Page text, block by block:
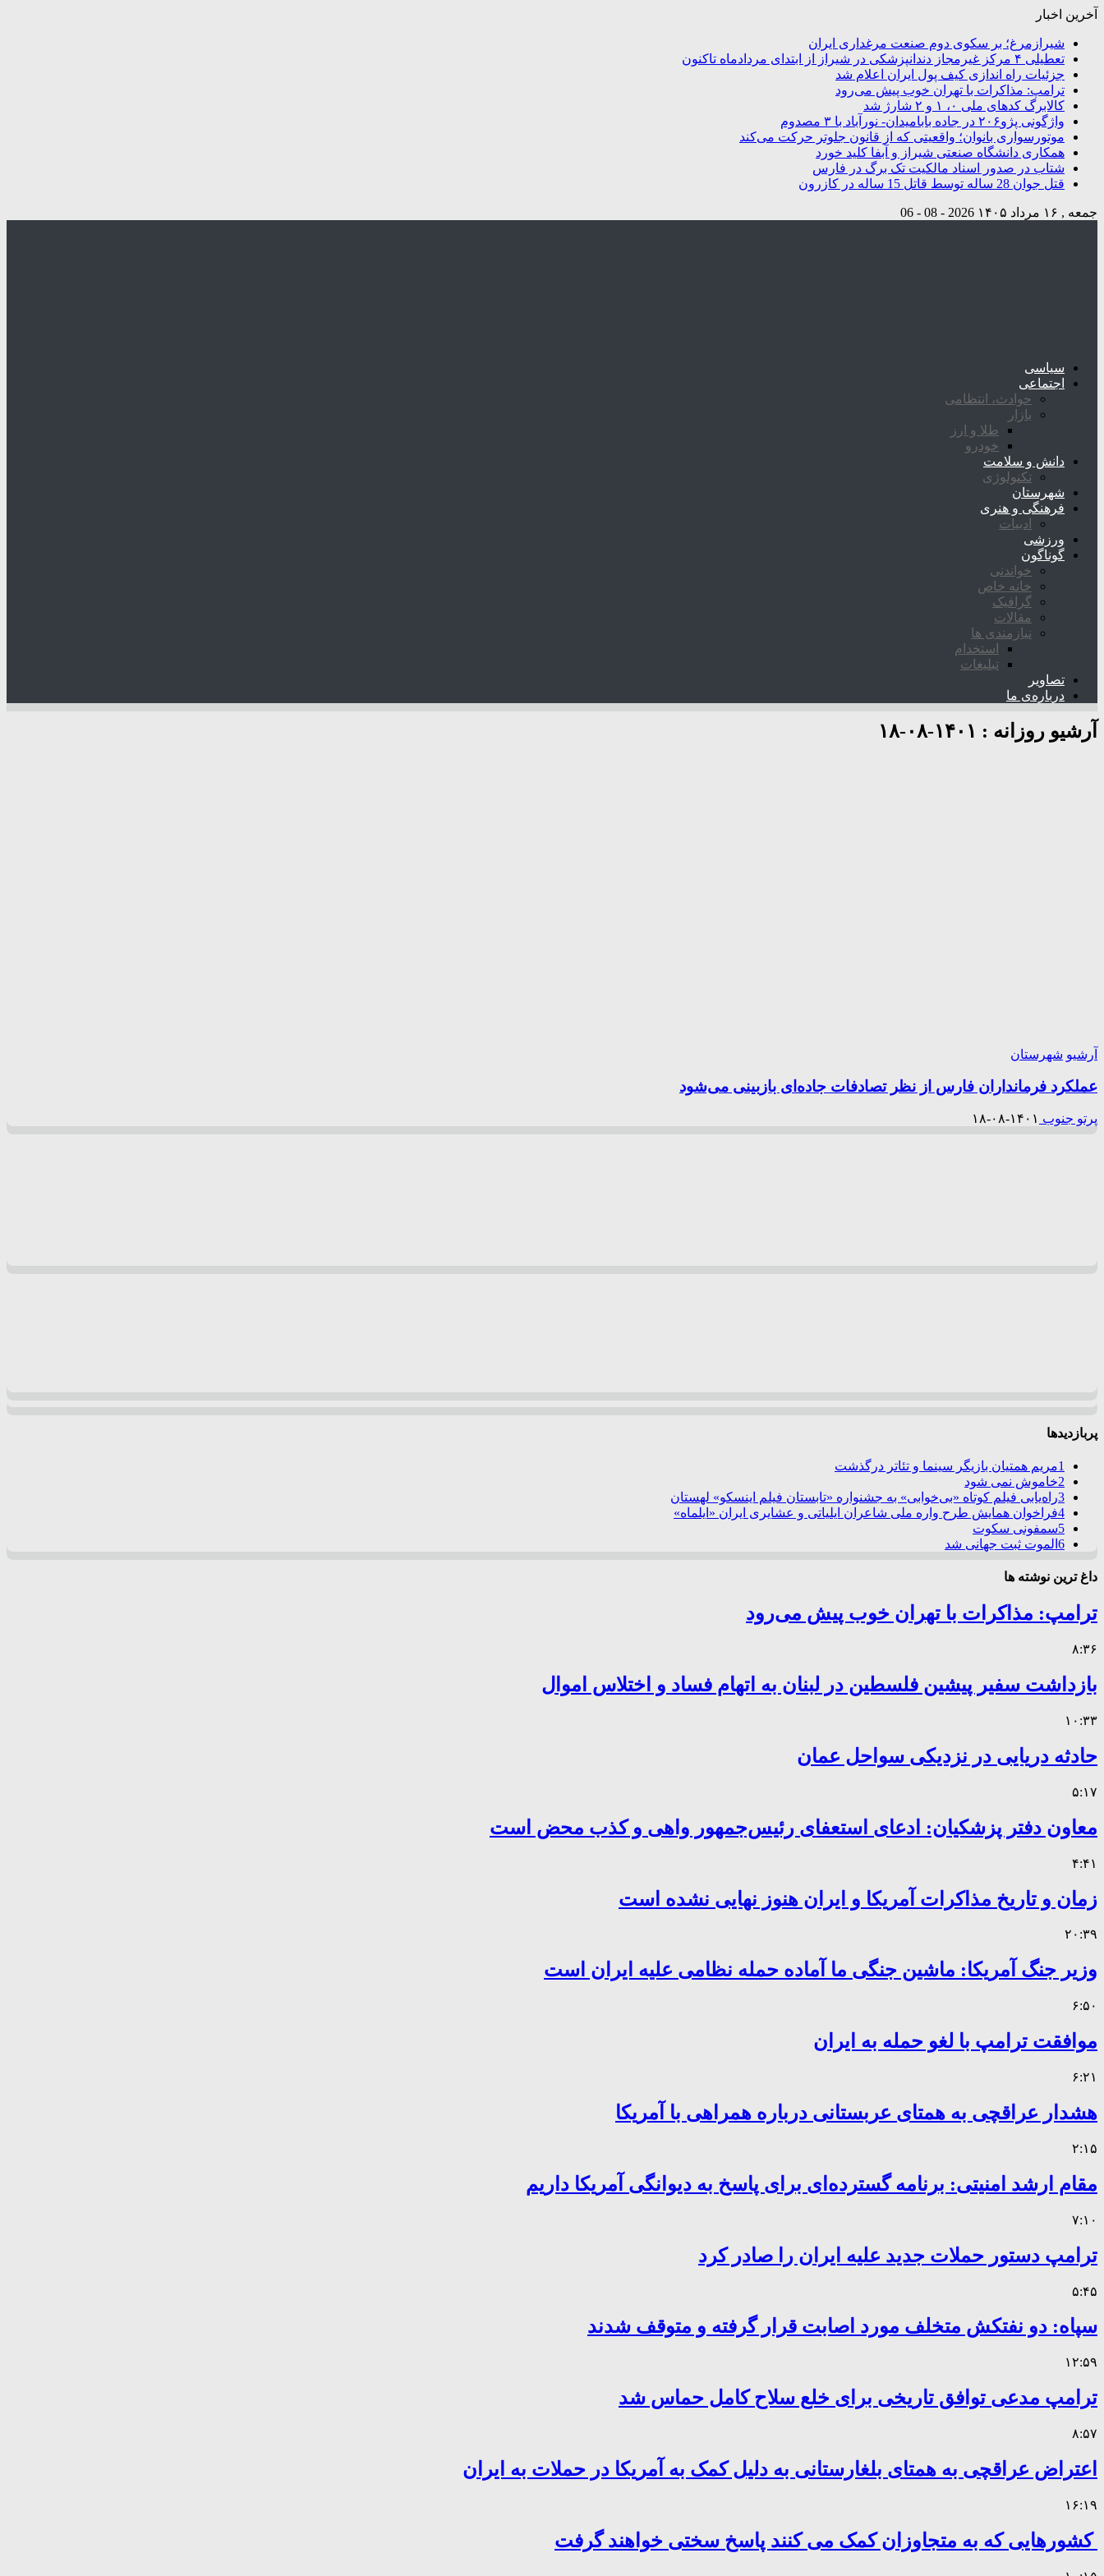
آخرین اخبار
شیرازمرغ؛ بر سکوی دوم صنعت مرغداری ایران
تعطیلی ۴ مرکز غیرمجاز دندانپزشکی در شیراز از ابتدای مردادماه تاکنون
جزئیات راه اندازی کیف پول ایران اعلام شد
ترامپ: مذاکرات با تهران خوب پیش می‌رود
کالابرگ کدهای ملی ۰، ۱ و ۲ شارژ شد
واژگونی پژو۲۰۶ در جاده بابامیدان- نورآباد با ۳ مصدوم
موتورسواری بانوان؛ واقعیتی که از قانون جلوتر حرکت می‌کند
همکاری دانشگاه صنعتی شیراز و آبفا کلید خورد
شتاب در صدور اسناد مالکیت تک برگ در فارس
قتل جوان 28 ساله توسط قاتل 15 ساله در کازرون
جمعه , ۱۶ مرداد ۱۴۰۵ 2026 - 08 - 06
سیاسی
اجتماعی
حوادث، انتظامی
بازار
طلا و ارز
خودرو
دانش و سلامت
تکنولوژی
شهرستان
فرهنگی و هنری
ادبیات
ورزشی
گوناگون
خواندنی
خانه خاص
گرافیک
مقالات
نیازمندی ها
استخدام
تبلیغات
تصاویر
درباره‌ی ما
آرشیو روزانه : ۱۴۰۱-۰۸-۱۸
آرشیو شهرستان
عملکرد فرمانداران فارس از نظر تصادفات جاده‌ای بازبینی می‌شود
پرتو جنوب ۱۴۰۱-۰۸-۱۸
پربازدیدها
1مریم همتیان بازیگر سینما و تئاتر درگذشت
2خاموش نمی شود
3راه‌یابی فیلم کوتاه «بی‌خوابی» به جشنواره «تابستان فیلم اینسکو» لهستان
4فراخوان همایش طرح واره ملی شاعران ایلیاتی و عشایری ایران «ایلماه»
5سمفونی سکوت
6 الموت ثبت جهانی شد
داغ ترین نوشته ها
ترامپ: مذاکرات با تهران خوب پیش می‌رود
۸:۳۶
بازداشت سفیر پیشین فلسطین در لبنان به اتهام فساد و اختلاس اموال
۱۰:۳۳
حادثه دریایی در نزدیکی سواحل عمان
۵:۱۷
معاون دفتر پزشکیان: ادعای استعفای رئیس‌جمهور واهی و کذب محض است
۴:۴۱
زمان و تاریخ مذاکرات آمریکا و ایران هنوز نهایی نشده است
۲۰:۳۹
وزیر جنگ آمریکا: ماشین جنگی ما آماده حمله نظامی علیه ایران است
۶:۵۰
موافقت ترامپ با لغو حمله به ایران
۶:۲۱
هشدار عراقچی به همتای عربستانی درباره همراهی با آمریکا
۲:۱۵
مقام ارشد امنیتی: برنامه گسترده‌ای برای پاسخ به دیوانگی آمریکا داریم
۷:۱۰
ترامپ دستور حملات جدید علیه ایران را صادر کرد
۵:۴۵
سپاه: دو نفتکش متخلف مورد اصابت قرار گرفته و متوقف شدند
۱۲:۵۹
ترامپ مدعی توافق تاریخی برای خلع سلاح کامل حماس شد
۸:۵۷
اعتراض عراقچی به همتای بلغارستانی به دلیل کمک به آمریکا در حملات به ایران
۱۶:۱۹
کشورهایی که به متجاوزان کمک می کنند پاسخ سختی خواهند گرفت